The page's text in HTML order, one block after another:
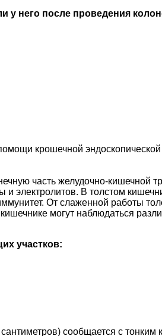
у него после проведения
крошечной
часть желудочно-кишечной
и электролитов. В толстом
От слаженной работы
могут наблюдаться
участков:
сообщается с